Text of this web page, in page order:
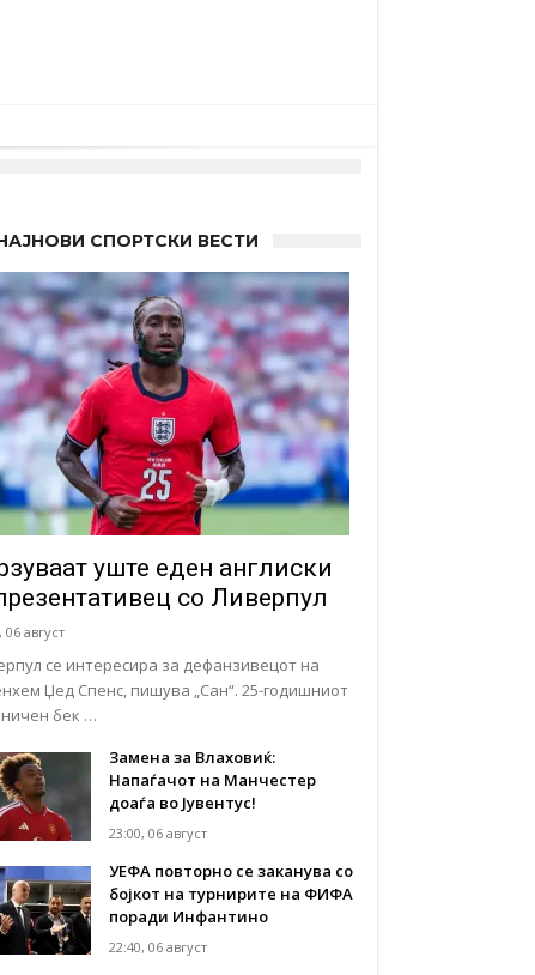
СПОРТСКИ ВЕСТИ
уште еден англиски
со Ливерпул
06 август
се интересира за дефанзивецот на
Џед Спенс, пишува „Сан“. 25-годишниот
бек …
Замена за Влаховиќ:
Напаѓачот на Манчестер
доаѓа во Јувентус!
23:00, 06 август
УЕФА повторно се заканува со
бојкот на турнирите на ФИФА
поради Инфантино
22:40, 06 август